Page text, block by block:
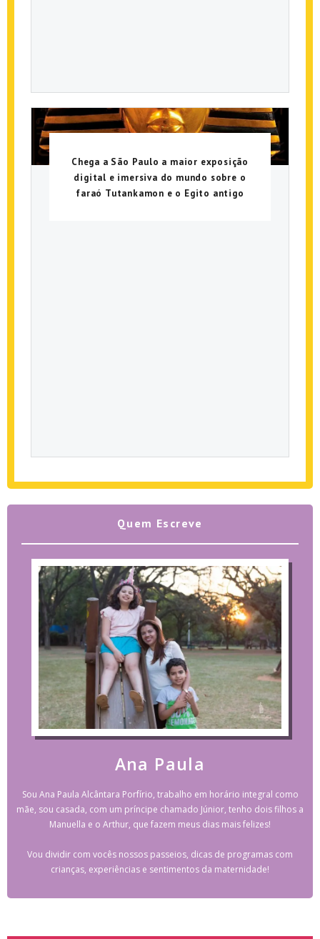
Chega a São Paulo a maior exposição
digital e imersiva do mundo sobre o
faraó Tutankamon e o Egito antigo
Quem Escreve
Ana Paula
Sou Ana Paula Alcântara Porfírio, trabalho em horário integral como
mãe, sou casada, com um príncipe chamado Júnior, tenho dois filhos a
Manuella e o Arthur, que fazem meus dias mais felizes!
Vou dividir com vocês nossos passeios, dicas de programas com
crianças, experiências e sentimentos da maternidade!